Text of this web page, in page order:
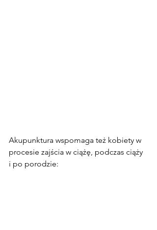
Akupunktura wspomaga też kobiety w
procesie zajścia w ciążę, podczas ciąży
i po porodzie: